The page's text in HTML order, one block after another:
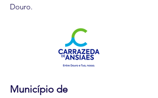
Douro.
Município de